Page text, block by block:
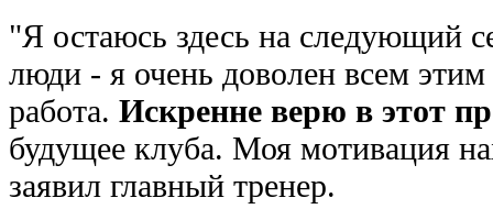
"Я остаюсь здесь на следующий
люди - я очень доволен всем
работа. Искренне верю в этот
будущее клуба. Моя мотивация
заявил главный тренер.